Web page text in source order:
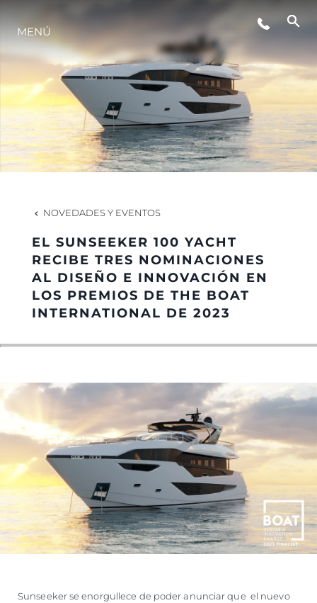
ESTILO DE VIDA
INNOVACIÓN
¿QUIÉNES SOMOS?
EL EQUIPO
HISTORIA
VALORE SU EMBARCACIÓN
MENÚ
NOVEDADES Y EVENTOS
EL SUNSEEKER 100 YACHT
RECIBE TRES NOMINACIONES
AL DISEÑO E INNOVACIÓN EN
LOS PREMIOS DE THE BOAT
INTERNATIONAL DE 2023
Sunseeker se enorgullece de poder anunciar que el nuevo